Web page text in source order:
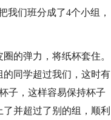
们班分成了4个小组，
的弹力，将纸杯套住。
同学超过我们，这时有
子，这样容易保持杯子
并超过了别的组，顺利